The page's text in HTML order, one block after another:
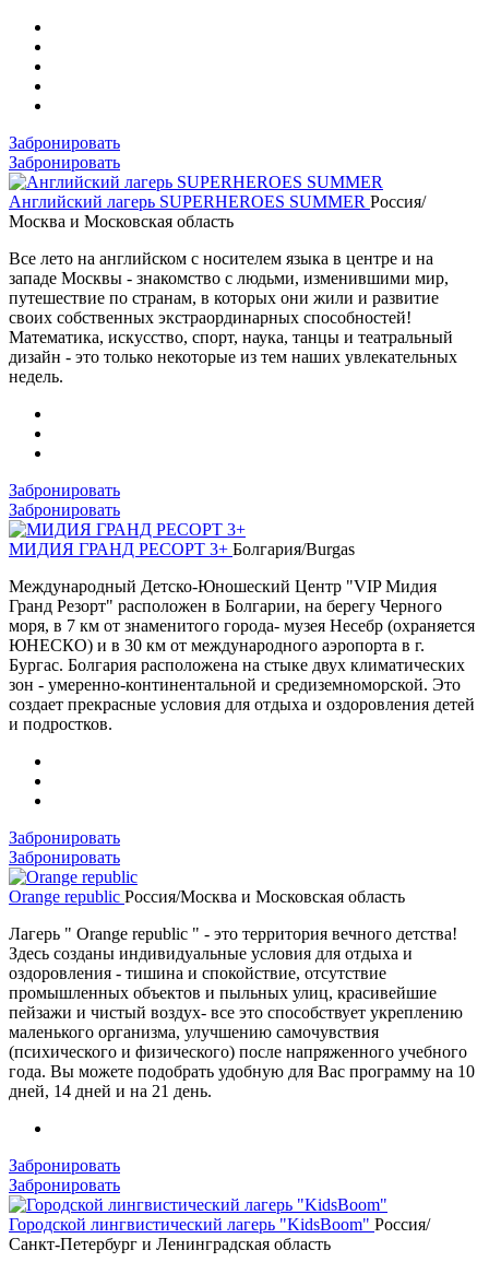
Забронировать
Забронировать
Английский лагерь SUPERHEROES SUMMER Россия/
Москва и Московская область
Все лето на английском с носителем языка в центре и на
западе Москвы - знакомство с людьми, изменившими мир,
путешествие по странам, в которых они жили и развитие
своих собственных экстраординарных способностей!
Математика, искусство, спорт, наука, танцы и театральный
дизайн - это только некоторые из тем наших увлекательных
недель.
Забронировать
Забронировать
МИДИЯ ГРАНД РЕСОРТ 3+ Болгария/Burgas
Международный Детско-Юношеский Центр "VIP Мидия
Гранд Резорт" расположен в Болгарии, на берегу Черного
моря, в 7 км от знаменитого города- музея Несебр (охраняется
ЮНЕСКО) и в 30 км от международного аэропорта в г.
Бургас. Болгария расположена на стыке двух климатических
зон - умеренно-континентальной и средиземноморской. Это
создает прекрасные условия для отдыха и оздоровления детей
и подростков.
Забронировать
Забронировать
Orange republic Россия/Москва и Московская область
Лагерь " Orange republic " - это территория вечного детства!
Здесь созданы индивидуальные условия для отдыха и
оздоровления - тишина и спокойствие, отсутствие
промышленных объектов и пыльных улиц, красивейшие
пейзажи и чистый воздух- все это способствует укреплению
маленького организма, улучшению самочувствия
(психического и физического) после напряженного учебного
года. Вы можете подобрать удобную для Вас программу на 10
дней, 14 дней и на 21 день.
Забронировать
Забронировать
Городской лингвистический лагерь "KidsBoom" Россия/
Санкт-Петербург и Ленинградская область